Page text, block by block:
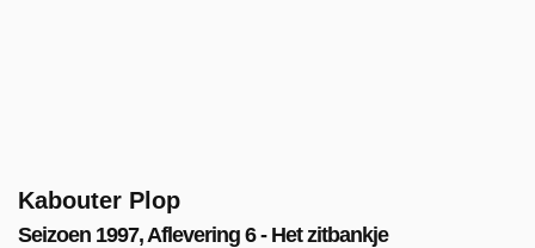
Kabouter Plop
Seizoen 1997, Aflevering 6 - Het zitbankje